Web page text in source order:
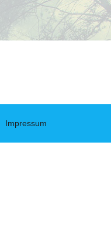
Impressum